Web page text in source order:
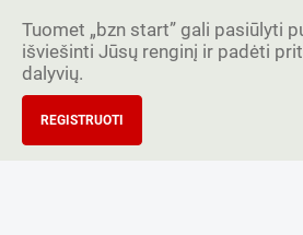
Tuomet „bzn start” gali pasiūlyti
išviešinti Jūsų renginį ir padėti
dalyvių.
REGISTRUOTI